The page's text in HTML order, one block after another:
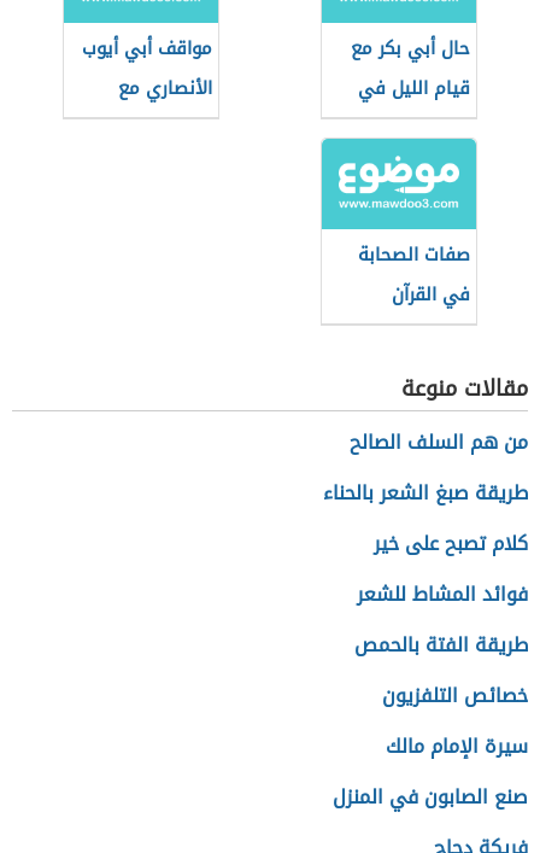
حال أبي بكر مع
قيام الليل في
رمضان
مواقف أبي أيوب
الأنصاري مع
الرسول الكريم
صفات الصحابة
في القرآن
مقالات منوعة
من هم السلف الصالح
طريقة صبغ الشعر بالحناء
كلام تصبح على خير
فوائد المشاط للشعر
طريقة الفتة بالحمص
خصائص التلفزيون
سيرة الإمام مالك
صنع الصابون في المنزل